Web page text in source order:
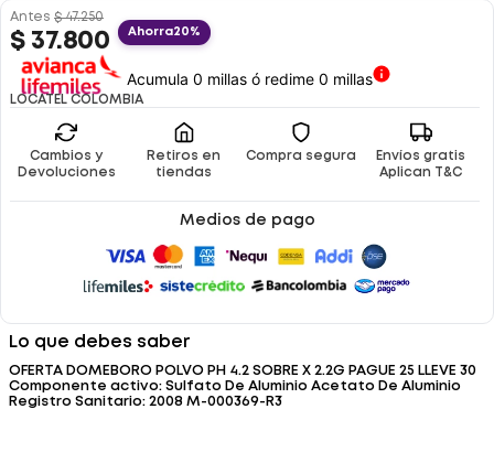
Antes $ 47.250
$ 37.800 Ahorra20%
Acumula 0 millas ó redime 0 millas
LOCATEL COLOMBIA
Cambios y
Devoluciones
Retiros en
tiendas
Compra segura
Envíos gratis
Aplican T&C
Medios de pago
Lo que debes saber
OFERTA DOMEBORO POLVO PH 4.2 SOBRE X 2.2G PAGUE 25 LLEVE 30
Componente activo: Sulfato De Aluminio Acetato De Aluminio
Registro Sanitario: 2008 M-000369-R3